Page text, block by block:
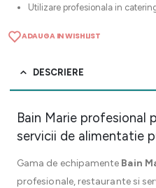
Utilizare profesionala in
ADAUGA IN WISHLIST
DESCRIERE
Bain Marie profesional
servicii de alimentatie
Gama de echipamente Bain
profesionale, restaurante si